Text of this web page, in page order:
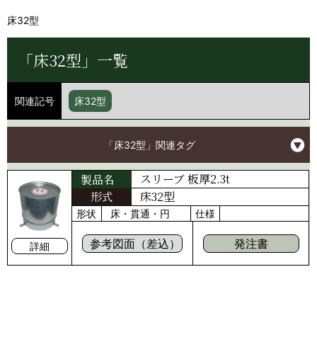
床32型
「床32型」一覧
関連記号 床32型
「床32型」関連タグ
詳細
製品名
スリーブ 板厚2.3t
形式
床32型
形状 床・貫通・円 仕様
参考図面（差込） 発注書